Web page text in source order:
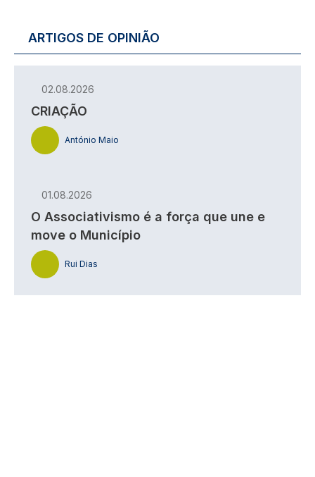
ARTIGOS DE OPINIÃO
02.08.2026
CRIAÇÃO
António Maio
01.08.2026
O Associativismo é a força que une e
move o Município
Rui Dias